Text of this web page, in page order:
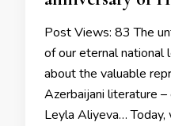
Post Views: 83 The
of our eternal national
about the valuable
Azerbaijani literature
Leyla Aliyeva…